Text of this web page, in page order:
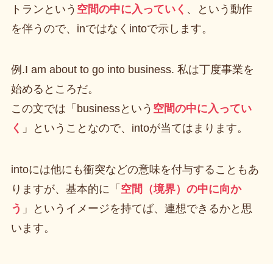
トランという 空間の中に入っていく 、という動作
を伴うので、inではなくintoで示します。
例.I am about to go into business. 私は丁度事業を
始めるところだ。
この文では「businessという 空間の中に入ってい
く 」ということなので、intoが当てはまります。
intoには他にも衝突などの意味を付与することもあ
りますが、基本的に「 空間（境界）の中に向か
う 」というイメージを持てば、連想できるかと思
います。